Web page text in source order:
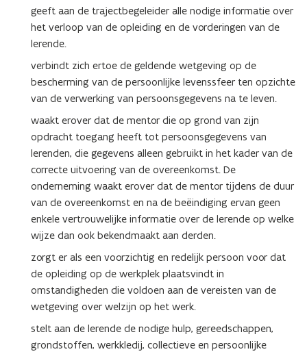
geeft aan de trajectbegeleider alle nodige informatie over
het verloop van de opleiding en de vorderingen van de
lerende.
verbindt zich ertoe de geldende wetgeving op de
bescherming van de persoonlijke levenssfeer ten opzichte
van de verwerking van persoonsgegevens na te leven.
waakt erover dat de mentor die op grond van zijn
opdracht toegang heeft tot persoonsgegevens van
lerenden, die gegevens alleen gebruikt in het kader van de
correcte uitvoering van de overeenkomst. De
onderneming waakt erover dat de mentor tijdens de duur
van de overeenkomst en na de beëindiging ervan geen
enkele vertrouwelijke informatie over de lerende op welke
wijze dan ook bekendmaakt aan derden.
zorgt er als een voorzichtig en redelijk persoon voor dat
de opleiding op de werkplek plaatsvindt in
omstandigheden die voldoen aan de vereisten van de
wetgeving over welzijn op het werk.
stelt aan de lerende de nodige hulp, gereedschappen,
grondstoffen, werkkledij, collectieve en persoonlijke